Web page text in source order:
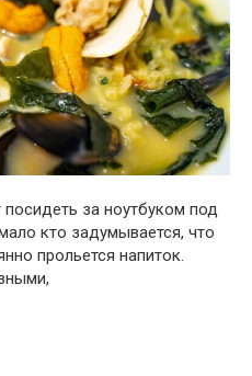
за ноутбуком под
кто задумывается, что
прольется напиток.